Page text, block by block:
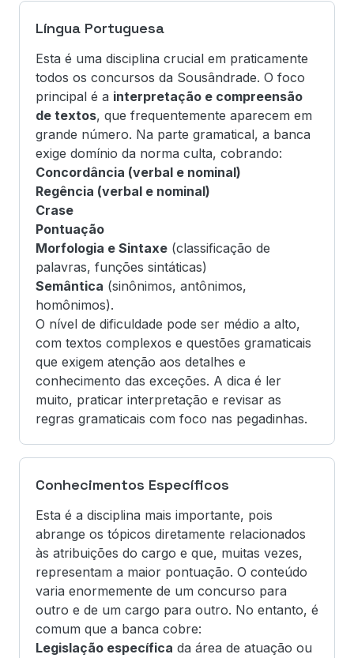
Língua Portuguesa
Esta é uma disciplina crucial em praticamente
todos os concursos da Sousândrade. O foco
principal é a interpretação e compreensão
de textos, que frequentemente aparecem em
grande número. Na parte gramatical, a banca
exige domínio da norma culta, cobrando:
Concordância (verbal e nominal)
Regência (verbal e nominal)
Crase
Pontuação
Morfologia e Sintaxe (classificação de
palavras, funções sintáticas)
Semântica (sinônimos, antônimos,
homônimos).
O nível de dificuldade pode ser médio a alto,
com textos complexos e questões gramaticais
que exigem atenção aos detalhes e
conhecimento das exceções. A dica é ler
muito, praticar interpretação e revisar as
regras gramaticais com foco nas pegadinhas.
Conhecimentos Específicos
Esta é a disciplina mais importante, pois
abrange os tópicos diretamente relacionados
às atribuições do cargo e que, muitas vezes,
representam a maior pontuação. O conteúdo
varia enormemente de um concurso para
outro e de um cargo para outro. No entanto, é
comum que a banca cobre:
Legislação específica da área de atuação ou